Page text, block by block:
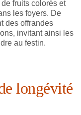
fruits colorés et
les foyers. De
des offrandes
invitant ainsi les
au festin.
longévité